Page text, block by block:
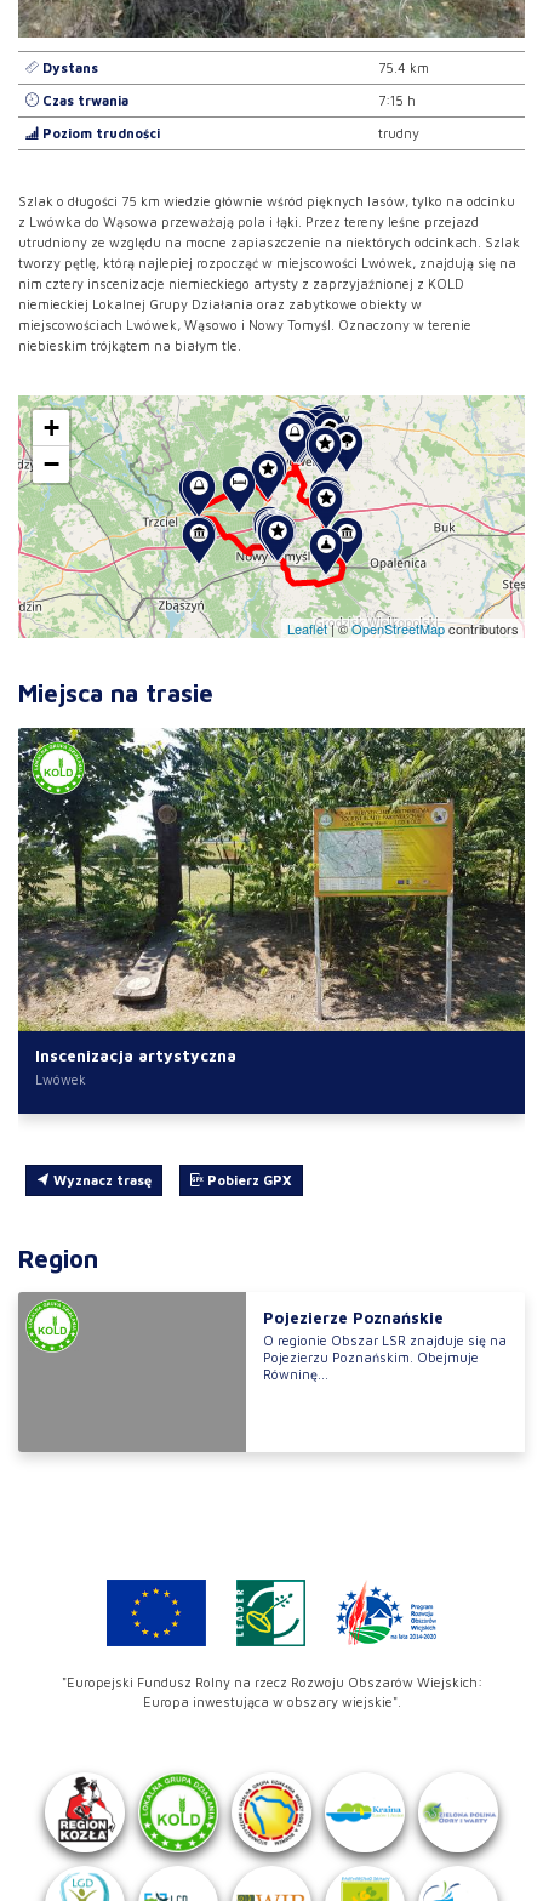
Dystans 75.4 km
Czas trwania 7:15 h
Poziom trudności trudny
Szlak o długości 75 km wiedzie głównie wśród pięknych lasów, tylko na odcinku
z Lwówka do Wąsowa przeważają pola i łąki. Przez tereny leśne przejazd
utrudniony ze względu na mocne zapiaszczenie na niektórych odcinkach. Szlak
tworzy pętlę, którą najlepiej rozpocząć w miejscowości Lwówek, znajdują się na
nim cztery inscenizacje niemieckiego artysty z zaprzyjaźnionej z KOLD
niemieckiej Lokalnej Grupy Działania oraz zabytkowe obiekty w
miejscowościach Lwówek, Wąsowo i Nowy Tomyśl. Oznaczony w terenie
niebieskim trójkątem na białym tle.
+
−
Leaflet|©OpenStreetMapcontributors
Miejsca na trasie
Inscenizacja artystyczna
Lwówek
Wyznacz trasę Pobierz GPX
Region
Pojezierze Poznańskie
O regionie Obszar LSR znajduje się na
Pojezierzu Poznańskim. Obejmuje
Równinę...
"Europejski Fundusz Rolny na rzecz Rozwoju Obszarów Wiejskich:
Europa inwestująca w obszary wiejskie".